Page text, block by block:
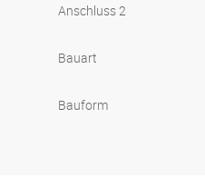
Anschluss 2
Bauart
Bauform